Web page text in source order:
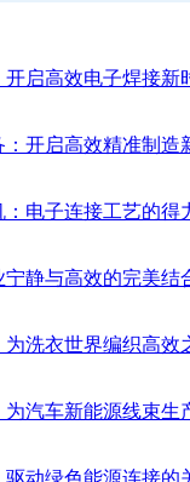
启高效电子焊接新
开启高效精准制造
电子连接工艺的得
静与高效的完美结
洗衣世界编织高效
汽车新能源线束生